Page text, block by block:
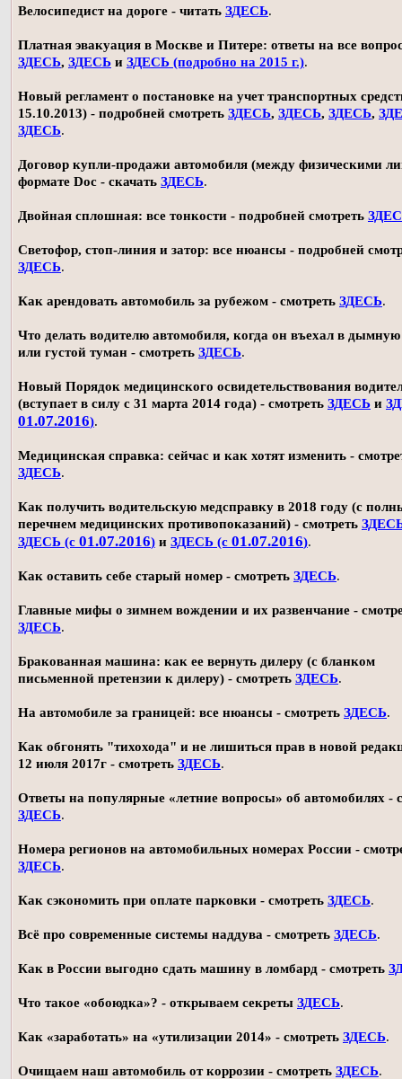
Велосипедист на дороге - читать ЗДЕСЬ.
Платная эвакуация в Москве и Питере: ответы на все
ЗДЕСЬ, ЗДЕСЬ и ЗДЕСЬ (подробно на 2015 г.).
Новый регламент о постановке на учет транспортных
15.10.2013) - подробней смотреть ЗДЕСЬ, ЗДЕСЬ, ЗДЕСЬ,
ЗДЕСЬ.
Договор купли-продажи автомобиля (между физическими
формате Doc - скачать ЗДЕСЬ.
Двойная сплошная: все тонкости - подробней смотреть
Светофор, стоп-линия и затор: все нюансы - подробней
ЗДЕСЬ.
Как арендовать автомобиль за рубежом - смотреть ЗДЕСЬ.
Что делать водителю автомобиля, когда он въехал в дымную
или густой туман - смотреть ЗДЕСЬ.
Новый Порядок медицинского освидетельствования
(вступает в силу с 31 марта 2014 года) - смотреть ЗДЕСЬ и
01.07.2016).
Медицинская справка: сейчас и как хотят изменить -
ЗДЕСЬ.
Как получить водительскую медсправку в 2018 году (с
перечнем медицинских противопоказаний) - смотреть
ЗДЕСЬ (с 01.07.2016) и ЗДЕСЬ (с 01.07.2016).
Как оставить себе старый номер - смотреть ЗДЕСЬ.
Главные мифы о зимнем вождении и их развенчание -
ЗДЕСЬ.
Бракованная машина: как ее вернуть дилеру (с бланком
письменной претензии к дилеру) - смотреть ЗДЕСЬ.
На автомобиле за границей: все нюансы - смотреть ЗДЕСЬ.
Как обгонять "тихохода" и не лишиться прав в новой
12 июля 2017г - смотреть ЗДЕСЬ.
Ответы на популярные «летние вопросы» об автомобилях -
ЗДЕСЬ.
Номера регионов на автомобильных номерах России -
ЗДЕСЬ.
Как сэкономить при оплате парковки - смотреть ЗДЕСЬ.
Всё про современные системы наддува - смотреть ЗДЕСЬ.
Как в России выгодно сдать машину в ломбард - смотреть
Что такое «обоюдка»? - открываем секреты ЗДЕСЬ.
Как «заработать» на «утилизации 2014» - смотреть ЗДЕСЬ.
Очищаем наш автомобиль от коррозии - смотреть ЗДЕСЬ.